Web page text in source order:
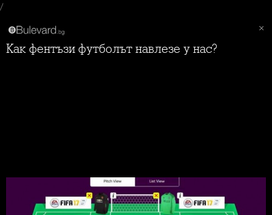
/
Как фентъзи футболът навлезе у нас?